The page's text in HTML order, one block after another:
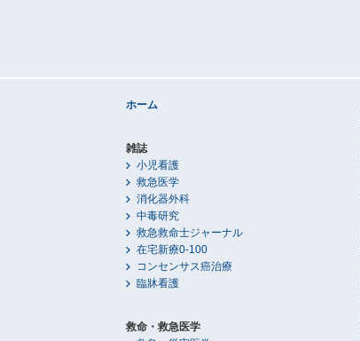
ホーム
雑誌
小児看護
救急医学
消化器外科
中毒研究
救急救命士ジャーナル
在宅新療0-100
コンセンサス癌治療
臨牀看護
救命・救急医学